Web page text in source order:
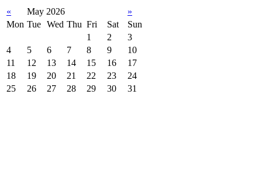
« May 2026
»
Mon Tue Wed Thu Fri Sat
Sun
1
2
3
4
5 6 7 8 9
10
11
12 13 14 15 16
17
18
19 20 21 22 23
24
25
26 27 28 29 30 31